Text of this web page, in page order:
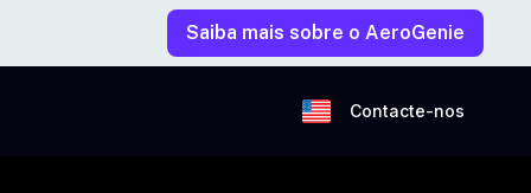
Saiba mais sobre o AeroGenie
Contacte-nos